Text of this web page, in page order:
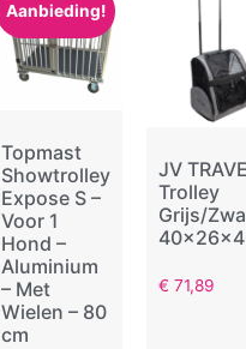
Aanbieding!
Topmast
Showtrolley
Expose S –
Voor 1
Hond –
Aluminium
– Met
Wielen – 80
cm
JV
Trolley
Grijs/
€ 71,89